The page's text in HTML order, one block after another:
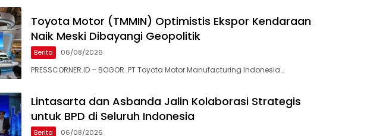
Toyota Motor (TMMIN) Optimistis Ekspor Kendaraan
Naik Meski Dibayangi Geopolitik
Berita 06/08/2026
PRESSCORNER.ID – BOGOR. PT Toyota Motor Manufacturing Indonesia…
Lintasarta dan Asbanda Jalin Kolaborasi Strategis
untuk BPD di Seluruh Indonesia
Berita 06/08/2026